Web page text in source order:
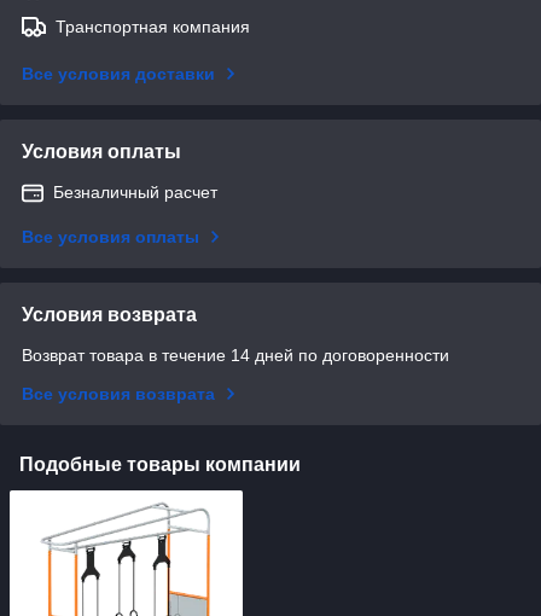
Транспортная компания
Все условия доставки
Условия оплаты
Безналичный расчет
Все условия оплаты
Условия возврата
Возврат товара в течение 14 дней по договоренности
Все условия возврата
Подобные товары компании